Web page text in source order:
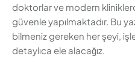
doktorlar ve modern
güvenle yapılmaktadır. Bu
bilmeniz gereken her şeyi,
detaylıca ele alacağız.